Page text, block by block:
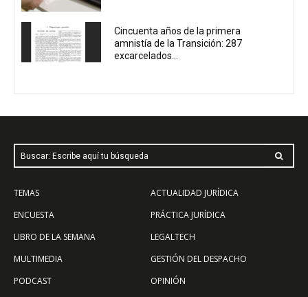
Cincuenta años de la primera
amnistía de la Transición: 287
excarcelados...
Buscar: Escribe aquí tu búsqueda
TEMAS
ENCUESTA
LIBRO DE LA SEMANA
MULTIMEDIA
PODCAST
ACTUALIDAD JURÍDICA
PRÁCTICA JURÍDICA
LEGALTECH
GESTIÓN DEL DESPACHO
OPINIÓN